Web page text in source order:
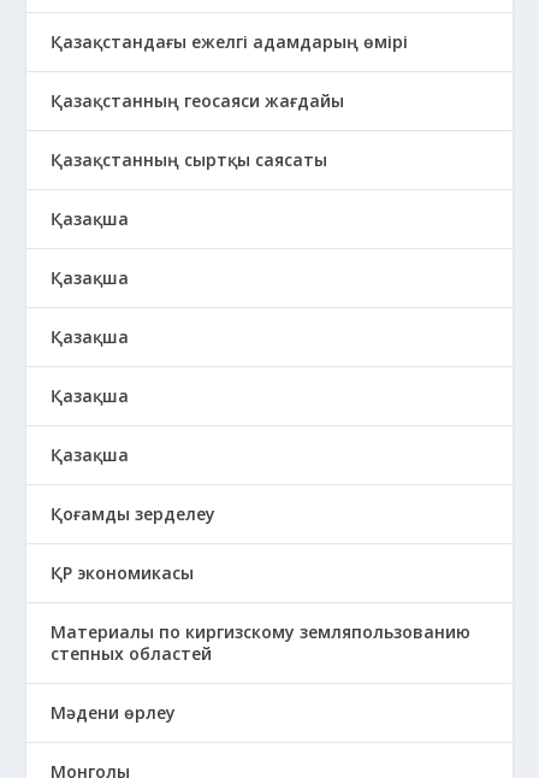
Қазақстандағы ежелгі адамдарың өмірі
Қазақстанның геосаяси жағдайы
Қазақстанның сыртқы саясаты
Қазақша
Қазақша
Қазақша
Қазақша
Қазақша
Қоғамды зерделеу
ҚР экономикасы
Материалы по киргизскому земляпользованию
степных областей
Мәдени өрлеу
Монголы